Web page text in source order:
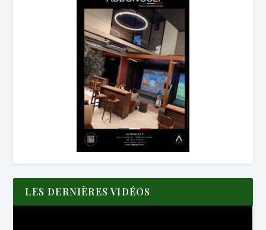
LES DERNIÈRES VIDÉOS